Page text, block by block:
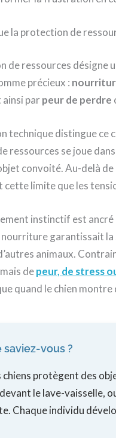
la protection de
de ressources désigne
précieux :
ainsi par peur de perdre
technique distingue
ressources se joue dans
convoité. Au-delà
cette limite que les
instinctif est ancré
garantissait la
animaux.
depeur, de stress
quand le chien
saviez-vous ?
protègent des
devant le lave-vaisselle,
Chaque individu